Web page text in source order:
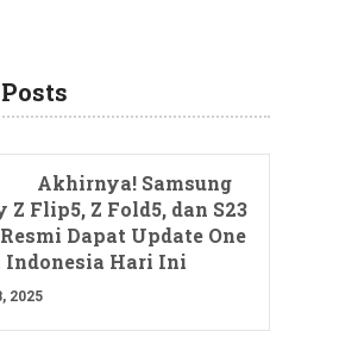
Akhirnya! Samsung
Z Flip5, Z Fold5, dan S23
Dapat Update One
Indonesia Hari Ini
2025